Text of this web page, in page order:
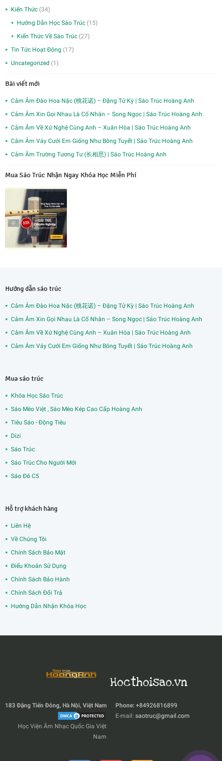
Kiến Thức (34)
Hướng Dẫn Học Sáo Trúc (15)
Kiến Thức Về Sáo Trúc (27)
Tin Tức Hoạt Động (17)
Uncategorized (1)
Bài viết mới
Cảm Âm Đào Hoa Nặc (桃花诺) – Đặng Tử Kỳ | Sáo Trúc Hoàng Anh
Cảm Âm Xin Gọi Nhau Là Cố Nhân – Song Ngọc | Sáo Trúc Hoàng Anh
Cảm Âm Về Xứ Nghệ Cùng Anh – Xuân Hòa | Sáo Trúc Hoàng Anh
Cảm Âm Váy Cưới Em Giống Như Bông Tuyết | Sáo Trúc Hoàng Anh
Cảm Âm Trường Tương Tư (长相思) | Sáo Trúc Hoàng Anh
Mua Sáo Trúc Nhận Ngay Khóa Học Miễn Phí
Hướng dẫn sáo trúc
Cảm Âm Đào Hoa Nặc (桃花诺) – Đặng Tử Kỳ | Sáo Trúc Hoàng Anh
Cảm Âm Xin Gọi Nhau Là Cố Nhân – Song Ngọc | Sáo Trúc Hoàng Anh
Cảm Âm Về Xứ Nghệ Cùng Anh – Xuân Hòa | Sáo Trúc Hoàng Anh
Cảm Âm Váy Cưới Em Giống Như Bông Tuyết | Sáo Trúc Hoàng Anh
Mua sáo trúc
Khóa Học Sáo Trúc
Sáo Mèo Việt , Sáo Mèo Kép Cao Cấp Hoàng Anh
Tiêu Sáo - Động Tiêu
Dizi
Sáo Trúc
Sáo Trúc Cho Người Mới
Sáo Đô C5
Hỗ trợ khách hàng
Liên Hệ
Về Chúng Tôi
Chính Sách Bảo Mật
Điểu Khoản Sử Dụng
Chính Sách Bảo Hành
Chính Sách Đổi Trả
Hướng Dẫn Nhận Khóa Học
Hocthoisao.vn
Phone: +84926816899
E-mail: saotruc@gmail.com
183 Đặng Tiến Đông, Hà Nội, Việt Nam
Học Viện Âm Nhạc Quốc Gia Việt
Nam